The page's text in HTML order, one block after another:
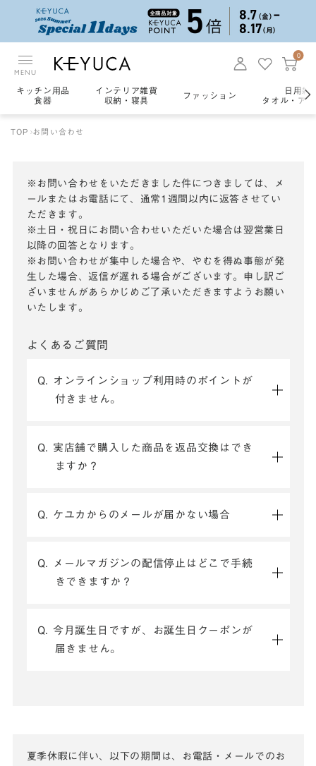
MENU
0
キッチン用品
食器
インテリア雑貨
収納・寝具
ファッション
日用雑
タオル・ア
TOP お問い合わせ
※お問い合わせをいただきました件につきましては、メ
ールまたはお電話にて、通常1週間以内に返答させてい
ただきます。
※土日・祝日にお問い合わせいただいた場合は翌営業日
以降の回答となります。
※お問い合わせが集中した場合や、やむを得ぬ事態が発
生した場合、返信が遅れる場合がございます。申し訳ご
ざいませんがあらかじめご了承いただきますようお願い
いたします。
よくあるご質問
Q. オンラインショップ利用時のポイントが
付きません。
Q. 実店舗で購入した商品を返品交換はでき
ますか？
Q. ケユカからのメールが届かない場合
Q. メールマガジンの配信停止はどこで手続
きできますか？
Q. 今月誕生日ですが、お誕生日クーポンが
届きません。
夏季休暇に伴い、以下の期間は、お電話・メールでのお